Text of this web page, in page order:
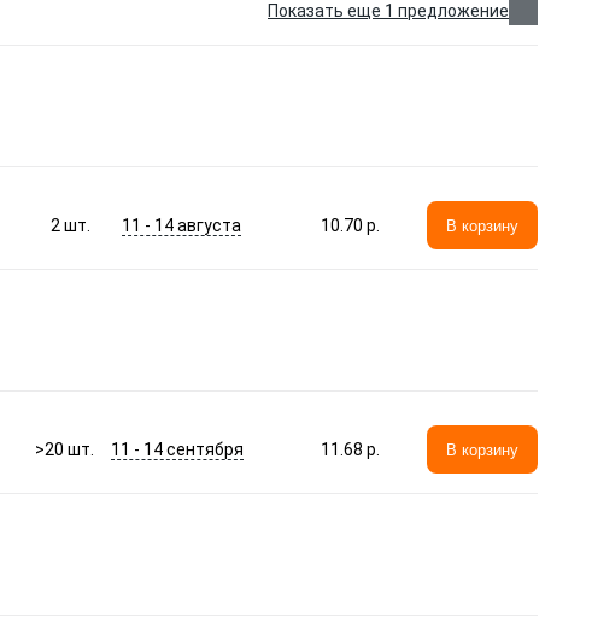
Показать еще 1 предложение
2 шт. 11 - 14 августа 10.70 p. В корзину
>20шт. 11 - 14 сентября 11.68 p. В корзину